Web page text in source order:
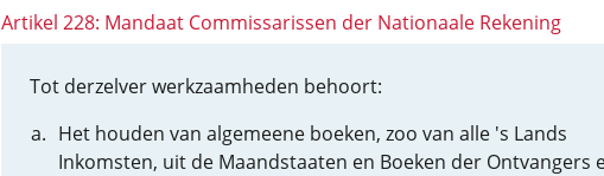
Artikel 228: Mandaat Commissarissen der Nationaale Rekening
Tot derzelver werkzaamheden behoort:
Het houden van algemeene boeken, zoo van alle 's Lands
Inkomsten, uit de Maandstaaten en Boeken der Ontvangers